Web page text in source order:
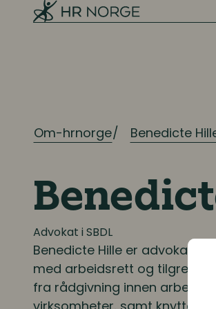
Rekruttering
Onboarding
Kompetanse
Om-hrnorge Benedicte
Advokat i SBDL
Benedicte Hille er advokat i
med arbeidsrett og
fra rådgivning innen